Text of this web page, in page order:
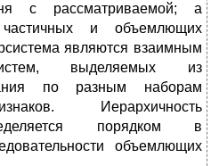
с рассматриваемой; а
и объемлющих
являются взаимным
выделяемых из
по разным наборам
Иерархичность
порядком в
объем­лющих